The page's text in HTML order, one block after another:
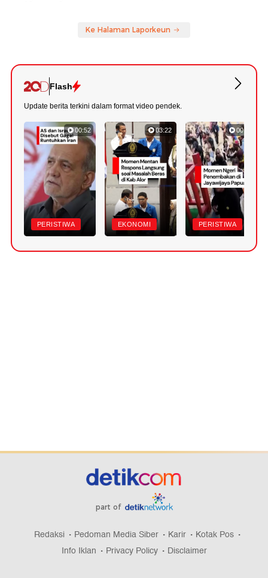
Ke Halaman Laporkeun
Flash
Update berita terkini dalam format video pendek.
00:52
PERISTIWA
03:22
EKONOMI
00:42
PERISTIWA
part of
Redaksi Pedoman Media Siber Karir
Kotak Pos
Info Iklan
Privacy Policy Disclaimer